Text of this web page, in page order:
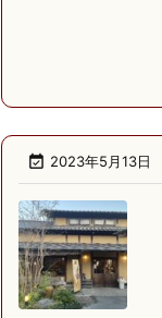
 2023年5月13日